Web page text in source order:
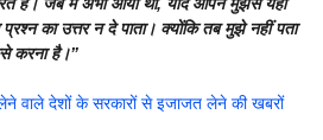
का उत्तर न दे पाता। क्योंकि तब मुझे नहीं पता
करना है।”
वाले देशों के सरकारों से इजाजत लेने की खबरों